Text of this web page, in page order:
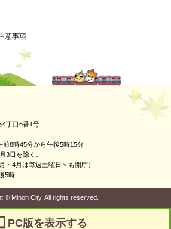
意事項
4丁目6番1号
8時45分から午後5時15分
3日を除く。
・4月は毎週土曜日＞も開庁）
5時
©Minoh City. All rights reserved.
PC版を表示する